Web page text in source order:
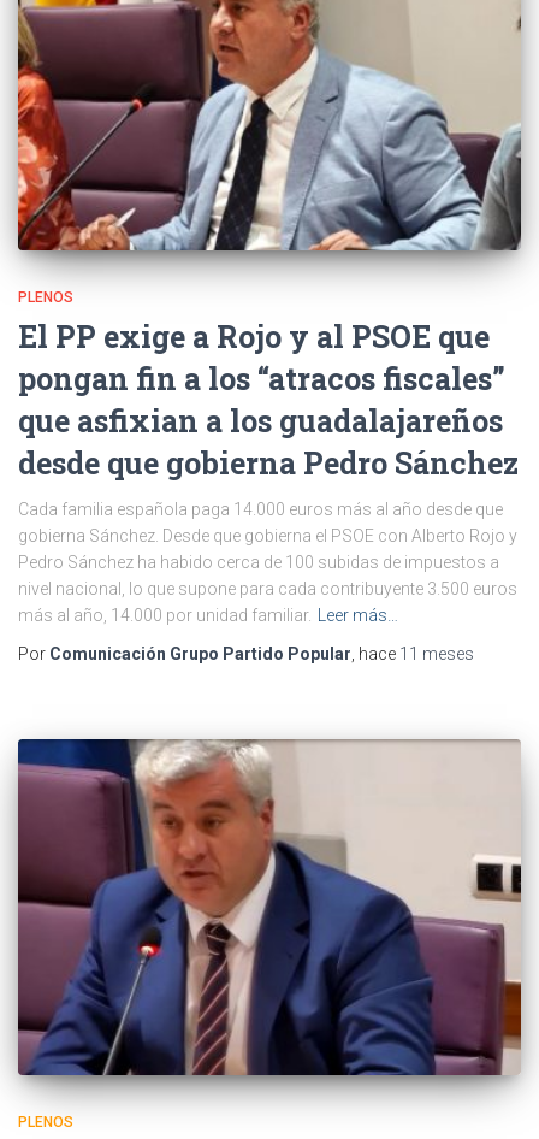
PLENOS
El PP exige a Rojo y al PSOE que
pongan fin a los “atracos fiscales”
que asfixian a los guadalajareños
desde que gobierna Pedro Sánchez
Cada familia española paga 14.000 euros más al año desde que
gobierna Sánchez. Desde que gobierna el PSOE con Alberto Rojo y
Pedro Sánchez ha habido cerca de 100 subidas de impuestos a
nivel nacional, lo que supone para cada contribuyente 3.500 euros
más al año, 14.000 por unidad familiar.
Leer más…
Por Comunicación Grupo Partido Popular , hace 11 meses
PLENOS